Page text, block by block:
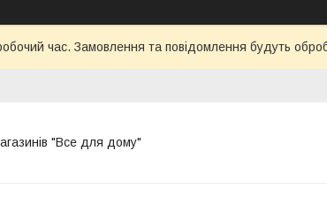
час. Замовлення та повідомлення будуть
"Все для дому"